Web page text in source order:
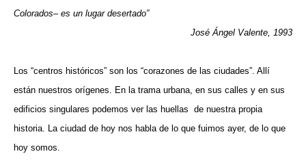
Colorados– es un lugar desertado”
José Ángel Valente, 1993
Los “centros históricos” son los “corazones de las ciudades”. Allí
están nuestros orígenes. En la trama urbana, en sus calles y en sus
edificios singulares podemos ver las huellas de nuestra propia
historia. La ciudad de hoy nos habla de lo que fuimos ayer, de lo que
hoy somos.